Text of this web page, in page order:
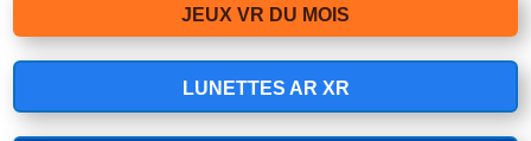
JEUX VR DU MOIS
LUNETTES AR XR